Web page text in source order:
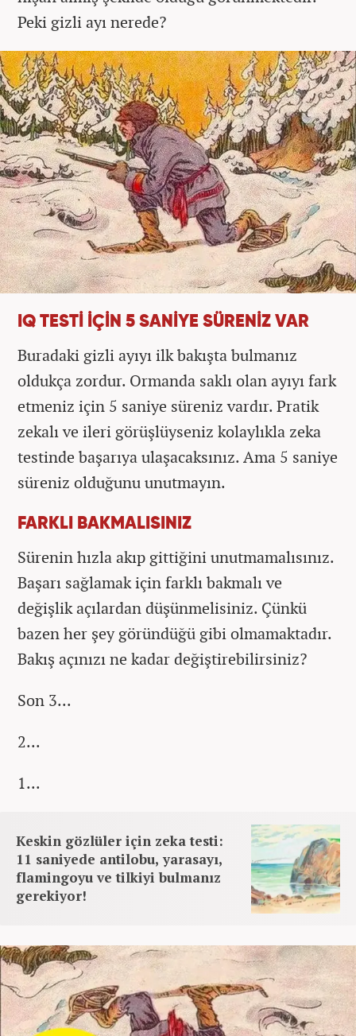
Peki gizli ayı nerede?
IQ TESTİ İÇİN 5 SANİYE SÜRENİZ VAR
Buradaki gizli ayıyı ilk bakışta bulmanız
oldukça zordur. Ormanda saklı olan ayıyı fark
etmeniz için 5 saniye süreniz vardır. Pratik
zekalı ve ileri görüşlüyseniz kolaylıkla zeka
testinde başarıya ulaşacaksınız. Ama 5 saniye
süreniz olduğunu unutmayın.
FARKLI BAKMALISINIZ
Sürenin hızla akıp gittiğini unutmamalısınız.
Başarı sağlamak için farklı bakmalı ve
değişlik açılardan düşünmelisiniz. Çünkü
bazen her şey göründüğü gibi olmamaktadır.
Bakış açınızı ne kadar değiştirebilirsiniz?
Son 3...
2...
1...
Keskin gözlüler için zeka testi:
11 saniyede antilobu, yarasayı,
flamingoyu ve tilkiyi bulmanız
gerekiyor!